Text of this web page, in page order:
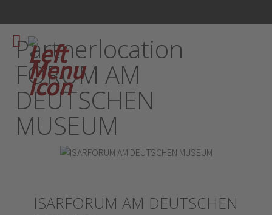
Partnerlocation
FORUM AM
DEUTSCHEN
MUSEUM
ISARFORUM AM DEUTSCHEN